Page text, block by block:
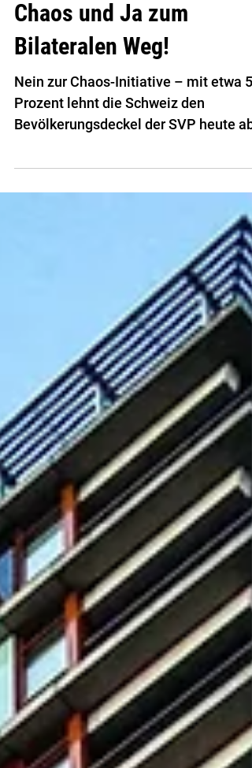
Die Schweiz sagt NEIN zu
Chaos und Ja zum
Bilateralen Weg!
Nein zur Chaos-Initiative – mit etwa 55
Prozent lehnt die Schweiz den
Baselbiet sind es ebenfalls 55 Prozent.
Damit stellt sich die Region Basel
geschlossen hinter den bewährten
Bilateralen Weg und eine enge
Zusammenarbeit mit Europa.